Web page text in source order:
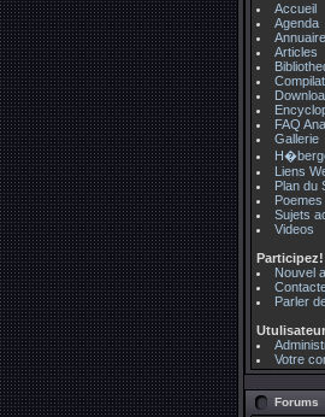
Accueil
Agenda
Annuaire
Articles
FAQ
Gallerie
Liens
Plan du
Sujets
Videos
Participez!
Nouvel
Parler
Votre
Forums